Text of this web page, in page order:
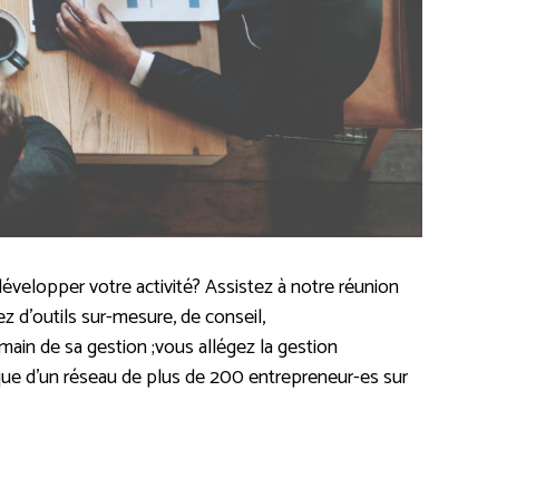
votre activité? Assistez à notre réunion
d’outils sur-mesure, de conseil,
de sa gestion ;vous allégez la gestion
d’un réseau de plus de 200 entrepreneur-es sur